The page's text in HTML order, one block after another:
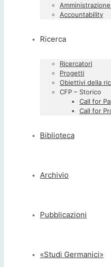
Accountability
Ricerca
Ricercatori
Progetti
Obiettivi della
CFP – Storico
Call for
Call for
Biblioteca
Archivio
Pubblicazioni
«Studi Germanici»